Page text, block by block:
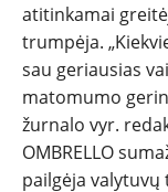
atitinkamai
trumpėja.
sau geriausias
matomumo
žurnalo vyr.
OMBRELLO
pailgėja valytuvų